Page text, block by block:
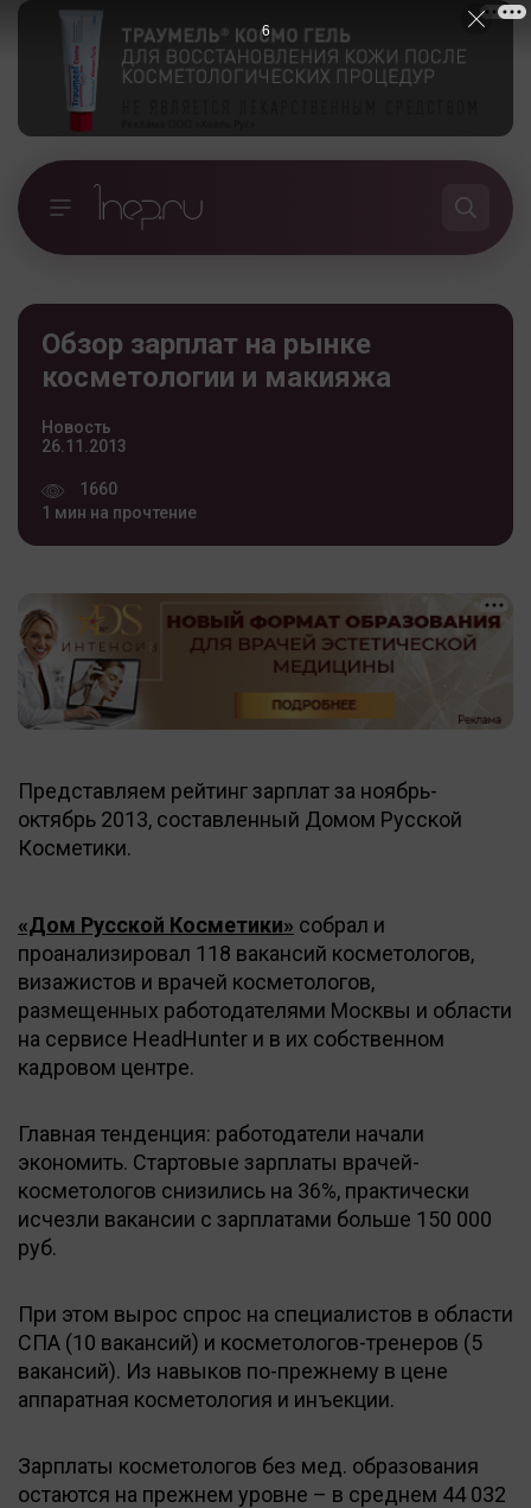
Обзор зарплат на рынке
косметологии и макияжа
Новость
26.11.2013
1660
1 мин на прочтение
Представляем рейтинг зарплат за ноябрь-
октябрь 2013, составленный Домом Русской
Косметики.
«Дом Русской Косметики» собрал и
проанализировал 118 вакансий косметологов,
визажистов и врачей косметологов,
размещенных работодателями Москвы и области
на сервисе HeadHunter и в их собственном
кадровом центре.
Главная тенденция: работодатели начали
экономить. Стартовые зарплаты врачей-
косметологов снизились на 36%, практически
исчезли вакансии с зарплатами больше 150 000
руб.
При этом вырос спрос на специалистов в области
СПА (10 вакансий) и косметологов-тренеров (5
вакансий). Из навыков по-прежнему в цене
аппаратная косметология и инъекции.
Зарплаты косметологов без мед. образования
остаются на прежнем уровне – в среднем 44 032
5